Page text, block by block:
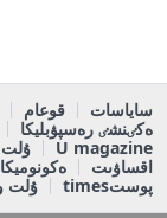
ساياسات قوعام
ەكٸنشٸ رەسپۋبليكا
U magazine
ۇلت TV
اقساۋىت
پوستtimes
ۇلت